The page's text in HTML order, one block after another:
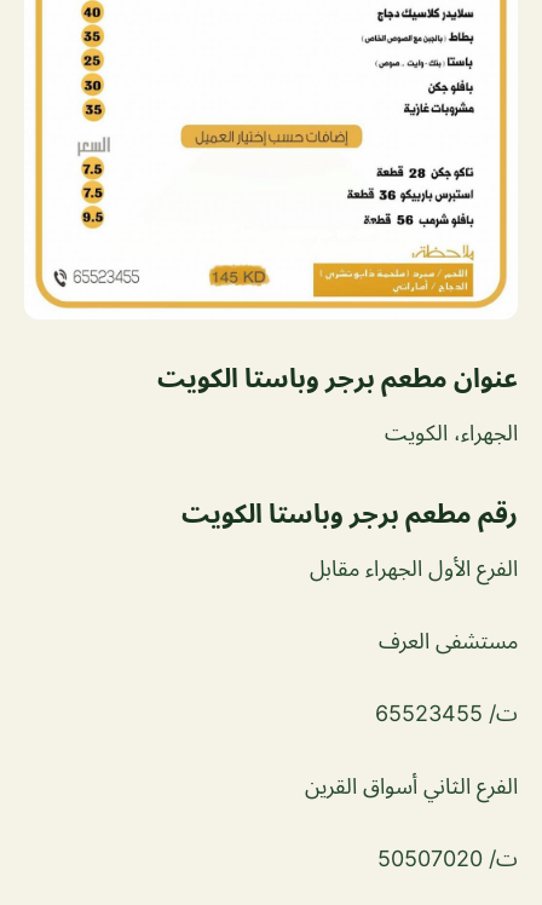
عنوان مطعم برجر وباستا الكويت
الجهراء، الكويت
رقم مطعم برجر وباستا الكويت
الفرع الأول الجهراء مقابل
مستشفى العرف
ت/ 65523455
الفرع الثاني أسواق القرين
ت/ 50507020